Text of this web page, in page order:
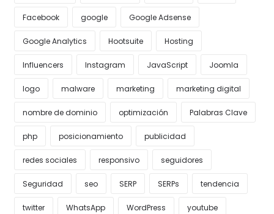
Facebook google Google Adsense
Google Analytics Hootsuite Hosting
Influencers Instagram JavaScript Joomla
logo malware marketing marketing digital
nombre de dominio optimización Palabras Clave
php posicionamiento publicidad
redes sociales responsivo seguidores
Seguridad seo SERP SERPs tendencia
twitter WhatsApp WordPress youtube